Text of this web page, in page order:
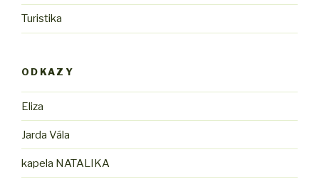
Turistika
ODKAZY
Eliza
Jarda Vála
kapela NATALIKA